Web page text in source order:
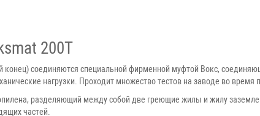
200T
конец) соединяются специальной фирменной муфтой Вокс,
нагрузки. Проходит множество тестов на заводе во время
разделяющий между собой две греющие жилы и жилу
частей.